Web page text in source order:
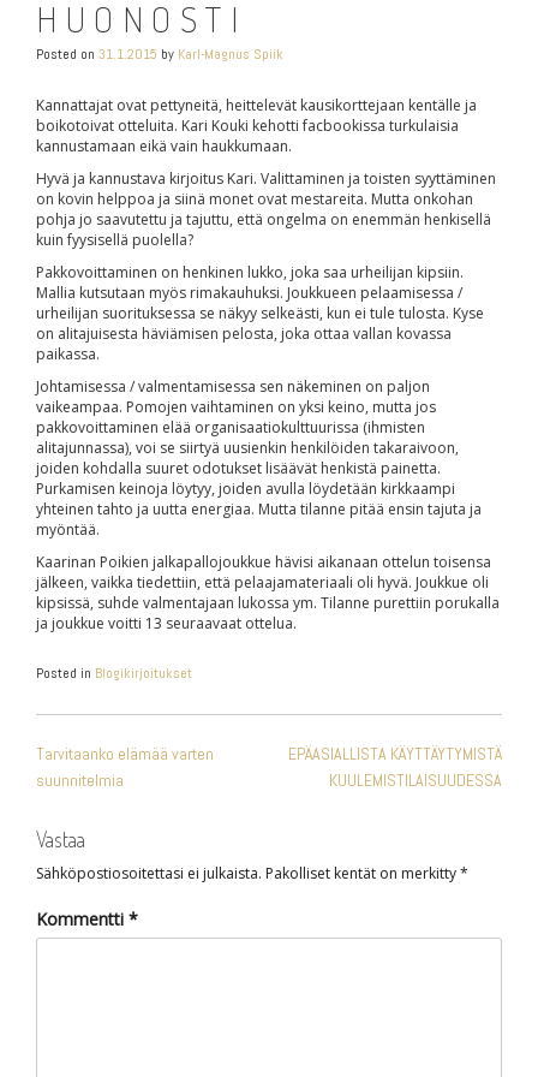
HUONOSTI
Posted on 31.1.2015 by Karl-Magnus Spiik
Kannattajat ovat pettyneitä, heittelevät kausikorttejaan kentälle ja
boikotoivat otteluita. Kari Kouki kehotti facbookissa turkulaisia
kannustamaan eikä vain haukkumaan.
Hyvä ja kannustava kirjoitus Kari. Valittaminen ja toisten syyttäminen
on kovin helppoa ja siinä monet ovat mestareita. Mutta onkohan
pohja jo saavutettu ja tajuttu, että ongelma on enemmän henkisellä
kuin fyysisellä puolella?
Pakkovoittaminen on henkinen lukko, joka saa urheilijan kipsiin.
Mallia kutsutaan myös rimakauhuksi. Joukkueen pelaamisessa /
urheilijan suorituksessa se näkyy selkeästi, kun ei tule tulosta. Kyse
on alitajuisesta häviämisen pelosta, joka ottaa vallan kovassa
paikassa.
Johtamisessa / valmentamisessa sen näkeminen on paljon
vaikeampaa. Pomojen vaihtaminen on yksi keino, mutta jos
pakkovoittaminen elää organisaatiokulttuurissa (ihmisten
alitajunnassa), voi se siirtyä uusienkin henkilöiden takaraivoon,
joiden kohdalla suuret odotukset lisäävät henkistä painetta.
Purkamisen keinoja löytyy, joiden avulla löydetään kirkkaampi
yhteinen tahto ja uutta energiaa. Mutta tilanne pitää ensin tajuta ja
myöntää.
Kaarinan Poikien jalkapallojoukkue hävisi aikanaan ottelun toisensa
jälkeen, vaikka tiedettiin, että pelaajamateriaali oli hyvä. Joukkue oli
kipsissä, suhde valmentajaan lukossa ym. Tilanne purettiin porukalla
ja joukkue voitti 13 seuraavaat ottelua.
Posted in Blogikirjoitukset
SELAUS
Tarvitaanko elämää varten
suunnitelmia
EPÄASIALLISTA KÄYTTÄYTYMISTÄ
KUULEMISTILAISUUDESSA
Vastaa
Sähköpostiosoitettasi ei julkaista. Pakolliset kentät on merkitty*
Kommentti *